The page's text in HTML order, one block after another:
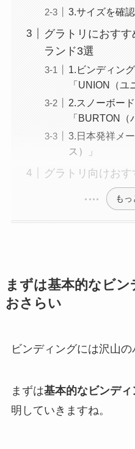
3.サイズを確
グラトリにおす
ランド3選
1.ビンディン
「UNION（ユ
2.スノーボー
「BURTON（
3.日本発祥メ
ス）」
グラトリ向けお
もっ
まずは基本的なビ
おさらい
ビンディングには沢山の
まずは基本的なビンデ
明していきますね。